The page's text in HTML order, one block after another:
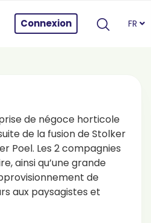
Connexion FR
de négoce horticole
de la fusion de Stolker
Poel. Les 2 compagnies
ainsi qu’une grande
de
aux paysagistes et